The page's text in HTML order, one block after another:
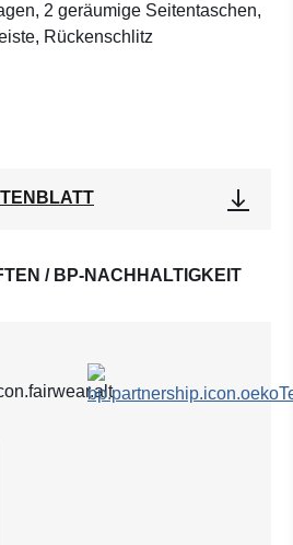
2 geräumige Seitentaschen,
Rückenschlitz
/ BP-NACHHALTIGKEIT